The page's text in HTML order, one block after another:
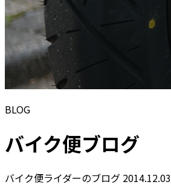
BLOG
バイク便ブログ
バイク便ライダーのブログ 2014.12.03